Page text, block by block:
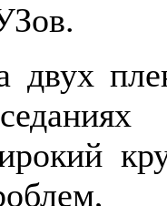
двух